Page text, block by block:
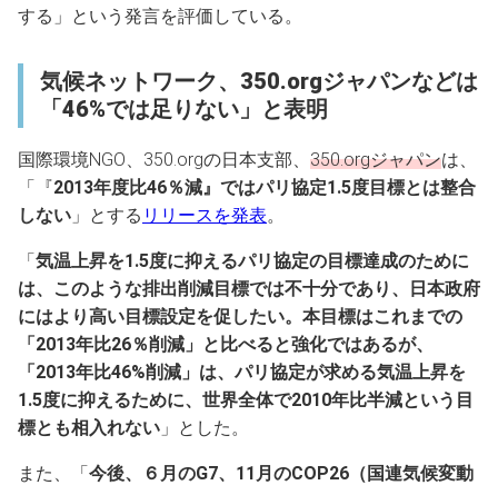
する」という発言を評価している。
気候ネットワーク、350.orgジャパンなどは
「46%では足りない」と表明
国際環境NGO、350.orgの日本支部、 350.orgジャパンは、
「『2013年度比46％減』ではパリ協定1.5度目標とは整合
しない 」とする リリースを発表。
「気温上昇を1.5度に抑えるパリ協定の目標達成のために
は、このような排出削減目標では不十分であり、日本政府
にはより高い目標設定を促したい。本目標はこれまでの
「2013年比26％削減」と比べると強化ではあるが、
「2013年比46%削減」は、パリ協定が求める気温上昇を
1.5度に抑えるために、世界全体で2010年比半減という目
標とも相入れない 」とした。
また、「今後、６月のG7、11月のCOP26（国連気候変動